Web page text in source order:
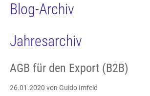
Blog-Archiv
Jahresarchiv
AGB für den Export (B2B)
26.01.2020 von Guido Imfeld